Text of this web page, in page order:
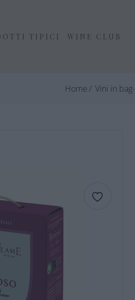
TIPICI WINE CLUB
Home Vini in